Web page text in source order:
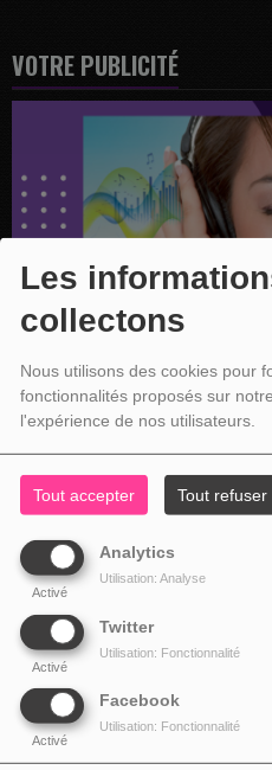
Les
collectons
Nous utilisons des cookies pour
fonctionnalités proposés sur
l'expérience de nos utilisateurs.
Tout accepter Tout refuser
Analytics
Activé
Utilisation: Analyse
Twitter
Activé
Utilisation: Fonctionnalité
Facebook
Activé
Utilisation: Fonctionnalité
VOTRE PUBLICITÉ